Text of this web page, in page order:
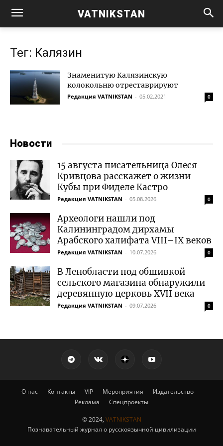
VATNIKSTAN
Тег: Калязин
Знаменитую Калязинскую
колокольню отреставрируют
Редакция VATNIKSTAN - 05.02.2021 0
Новости
15 августа писательница Олеся
Кривцова расскажет о жизни
Кубы при Фиделе Кастро
Редакция VATNIKSTAN - 05.08.2026 0
Археологи нашли под
Калининградом дирхамы
Арабского халифата VIII–IX веков
Редакция VATNIKSTAN - 10.07.2026 0
В Ленобласти под обшивкой
сельского магазина обнаружили
деревянную церковь XVII века
Редакция VATNIKSTAN - 09.07.2026 0
О нас Контакты VIP Мероприятия
Издательство
Реклама
Спецпроекты
© 2024, VATNIKSTAN
Познавательный журнал о русскоязычной цивилизации